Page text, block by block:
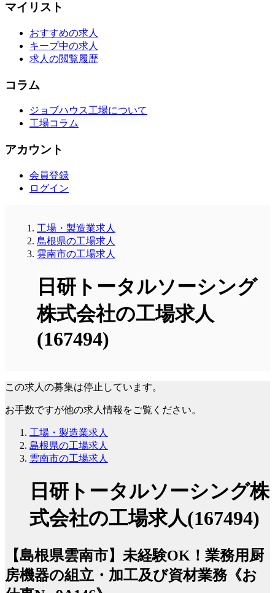
マイリスト
おすすめの求人
キープ中の求人
求人の閲覧履歴
コラム
ジョブハウス工場について
工場コラム
アカウント
会員登録
ログイン
工場・製造業求人
島根県の工場求人
雲南市の工場求人
日研トータルソーシング
株式会社の工場求人
(167494)
この求人の募集は停止しています。
お手数ですが他の求人情報をご覧ください。
工場・製造業求人
島根県の工場求人
雲南市の工場求人
日研トータルソーシング株
式会社の工場求人(167494)
【島根県雲南市】未経験OK！業務用厨
房機器の組立・加工及び資材業務《お